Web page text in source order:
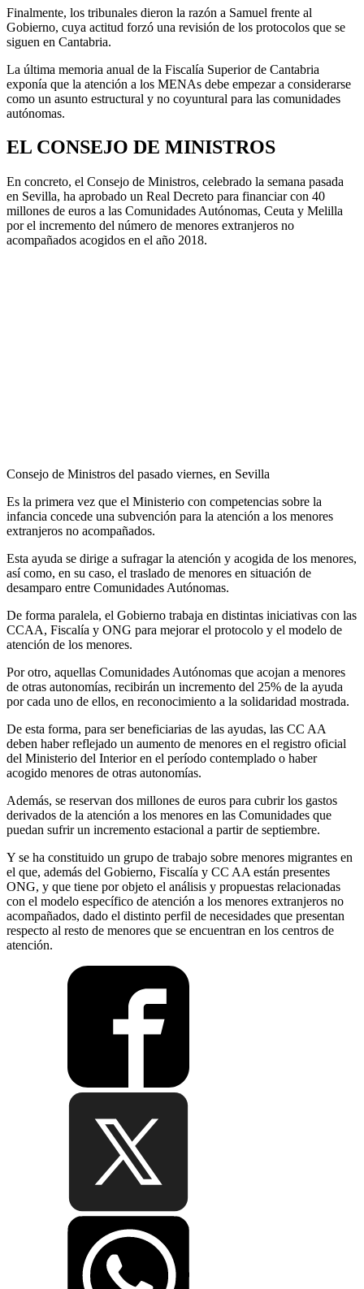
Finalmente, los tribunales dieron la razón a Samuel frente al
Gobierno, cuya actitud forzó una revisión de los protocolos que se
siguen en Cantabria.
La última memoria anual de la Fiscalía Superior de Cantabria
exponía que la atención a los MENAs debe empezar a considerarse
como un asunto estructural y no coyuntural para las comunidades
autónomas.
EL CONSEJO DE MINISTROS
En concreto, el Consejo de Ministros, celebrado la semana pasada
en Sevilla, ha aprobado un Real Decreto para financiar con 40
millones de euros a las Comunidades Autónomas, Ceuta y Melilla
por el incremento del número de menores extranjeros no
acompañados acogidos en el año 2018.
Consejo de Ministros del pasado viernes, en Sevilla
Es la primera vez que el Ministerio con competencias sobre la
infancia concede una subvención para la atención a los menores
extranjeros no acompañados.
Esta ayuda se dirige a sufragar la atención y acogida de los menores,
así como, en su caso, el traslado de menores en situación de
desamparo entre Comunidades Autónomas.
De forma paralela, el Gobierno trabaja en distintas iniciativas con las
CCAA, Fiscalía y ONG para mejorar el protocolo y el modelo de
atención de los menores.
Por otro, aquellas Comunidades Autónomas que acojan a menores
de otras autonomías, recibirán un incremento del 25% de la ayuda
por cada uno de ellos, en reconocimiento a la solidaridad mostrada.
De esta forma, para ser beneficiarias de las ayudas, las CC AA
deben haber reflejado un aumento de menores en el registro oficial
del Ministerio del Interior en el período contemplado o haber
acogido menores de otras autonomías.
Además, se reservan dos millones de euros para cubrir los gastos
derivados de la atención a los menores en las Comunidades que
puedan sufrir un incremento estacional a partir de septiembre.
Y se ha constituido un grupo de trabajo sobre menores migrantes en
el que, además del Gobierno, Fiscalía y CC AA están presentes
ONG, y que tiene por objeto el análisis y propuestas relacionadas
con el modelo específico de atención a los menores extranjeros no
acompañados, dado el distinto perfil de necesidades que presentan
respecto al resto de menores que se encuentran en los centros de
atención.